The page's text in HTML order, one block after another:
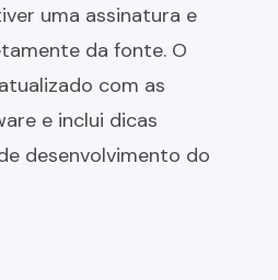
uma assinatura e
da fonte. O
com as
e inclui dicas
desenvolvimento do